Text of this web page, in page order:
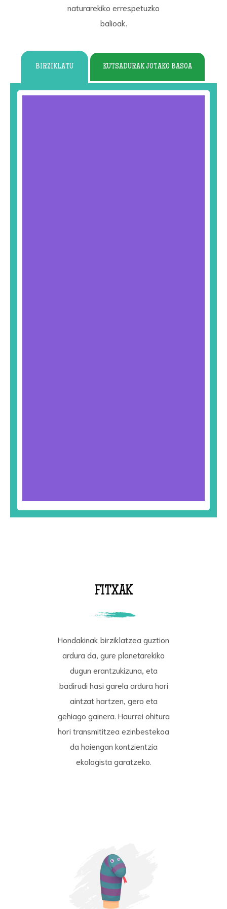
naturarekiko errespetuzko
balioak.
BIRZIKLATU KUTSADURAK JOTAKO BASOA
FITXAK
Hondakinak birziklatzea guztion
ardura da, gure planetarekiko
dugun erantzukizuna, eta
badirudi hasi garela ardura hori
aintzat hartzen, gero eta
gehiago gainera. Haurrei ohitura
hori transmititzea ezinbestekoa
da haiengan kontzientzia
ekologista garatzeko.